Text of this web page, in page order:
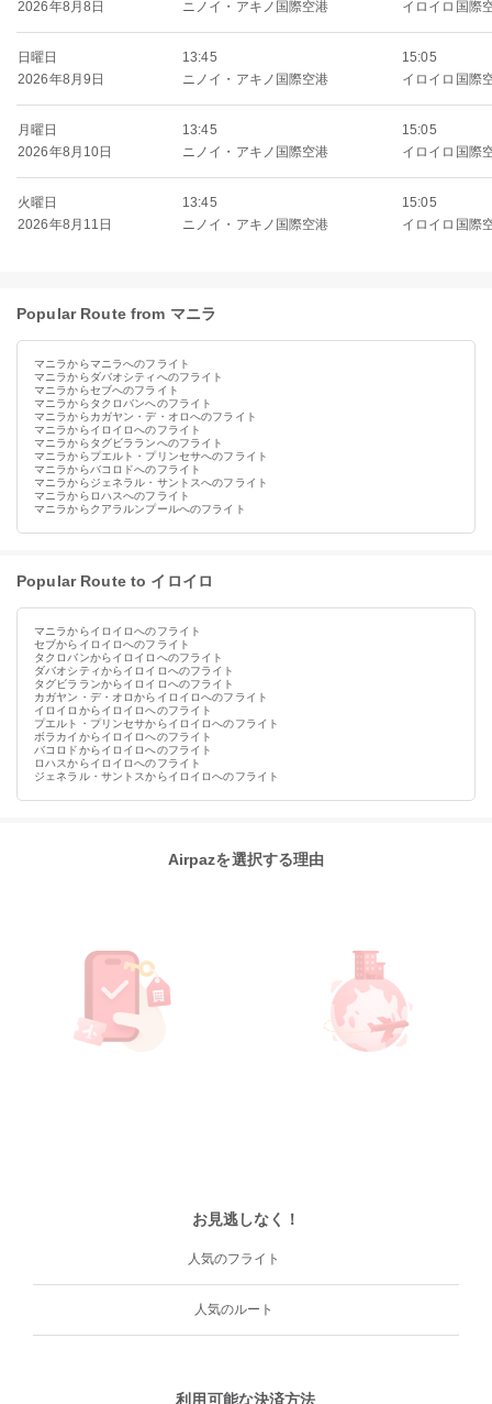
2026年8月8日
ニノイ・アキノ国際空港
イロイロ国際
日曜日
2026年8月9日
13:45
ニノイ・アキノ国際空港
15:05
イロイロ国際
月曜日
2026年8月10日
13:45
ニノイ・アキノ国際空港
15:05
イロイロ国際
火曜日
2026年8月11日
13:45
ニノイ・アキノ国際空港
15:05
イロイロ国際
Popular Route from マニラ
マニラからマニラへのフライト
マニラからダバオシティへのフライト
マニラからセブへのフライト
マニラからタクロバンへのフライト
マニラからカガヤン・デ・オロへのフライト
マニラからイロイロへのフライト
マニラからタグビラランへのフライト
マニラからプエルト・プリンセサへのフライト
マニラからバコロドへのフライト
マニラからジェネラル・サントスへのフライト
マニラからロハスへのフライト
マニラからクアラルンプールへのフライト
Popular Route to イロイロ
マニラからイロイロへのフライト
セブからイロイロへのフライト
タクロバンからイロイロへのフライト
ダバオシティからイロイロへのフライト
タグビラランからイロイロへのフライト
カガヤン・デ・オロからイロイロへのフライト
イロイロからイロイロへのフライト
プエルト・プリンセサからイロイロへのフライト
ボラカイからイロイロへのフライト
バコロドからイロイロへのフライト
ロハスからイロイロへのフライト
ジェネラル・サントスからイロイロへのフライト
Airpazを選択する理由
お見逃しなく！
人気のフライト
人気のルート
利用可能な決済方法